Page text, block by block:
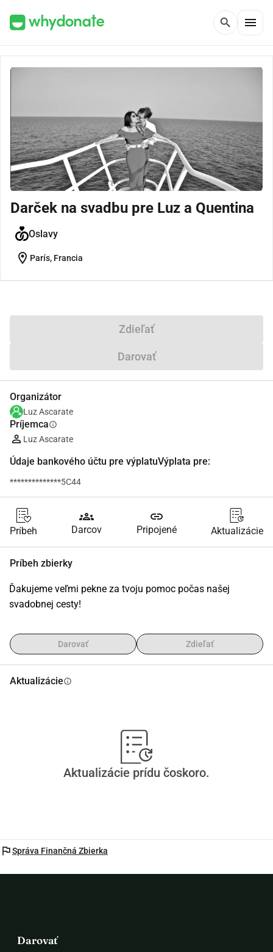
search menu
Darček na svadbu pre Luz a Quentina
Oslavy
location_on París, Francia
Zdieľať
Darovať
Organizátor
Luz Ascarate
Príjemcainfo
Luz Ascarate
Údaje bankového účtu pre výplatuVýplata pre:
**************5C44
Príbeh
groups
Darcov
link
Pripojené Aktualizácie
Príbeh zbierky
Ďakujeme veľmi pekne za tvoju pomoc počas našej
svadobnej cesty!
Darovať Zdieľať
Aktualizácieinfo
Aktualizácie prídu čoskoro.
flagSpráva Finančná Zbierka
Darovať